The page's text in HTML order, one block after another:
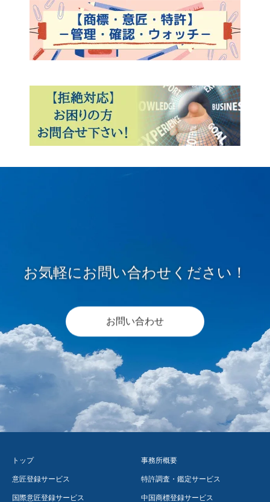
お気軽にお問い合わせください！
お問い合わせ
トップ
意匠登録サービス
国際意匠登録サービス
事務所概要
特許調査・鑑定サービス
中国商標登録サービス